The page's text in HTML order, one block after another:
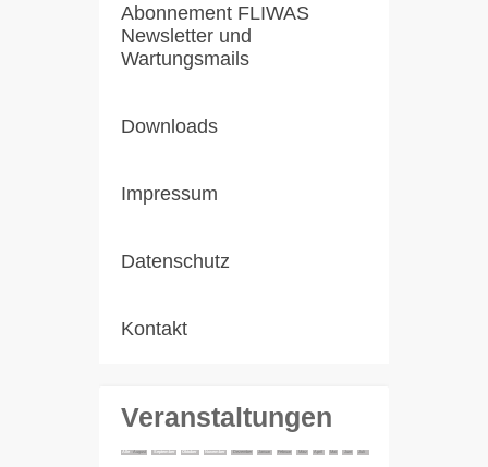
Abonnement FLIWAS
Newsletter und
Wartungsmails
Downloads
Impressum
Datenschutz
Kontakt
Veranstaltungen
Oktober Dezember Januar Februar Juni Juli